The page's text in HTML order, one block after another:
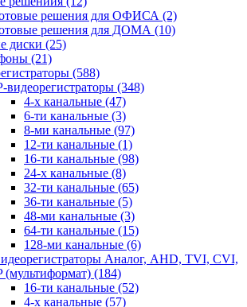
решения для ОФИСА (2)
решения для ДОМА (10)
диски (25)
(21)
(588)
видеорегистраторы (348)
4-х канальные (47)
6-ти канальные (3)
8-ми канальные (97)
12-ти канальные (1)
16-ти канальные (98)
24-х канальные (8)
32-ти канальные (65)
36-ти канальные (5)
48-ми канальные (3)
64-ти канальные (15)
128-ми канальные (6)
Аналог, AHD, TVI, CVI,
(мультиформат) (184)
16-ти канальные (52)
4-х канальные (57)